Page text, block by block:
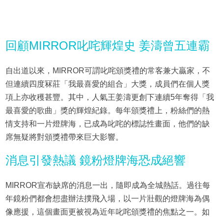
回顧MIRROR叱咤輝煌史 姜濤曾五連霸
自出道以來，MIRROR可謂叱咤頒獎禮的常客兼大贏家，不
但連續四度冧莊「我最喜愛的組合」大獎，成員們在個人獎
項上亦收穫甚豐。其中，人氣王姜濤更創下連續5年奪得「我
最喜愛的歌曲」獎的輝煌紀錄。每年頒獎禮上，粉絲們的熱
情支持和一片燈牌海，已成為叱咤的標誌性畫面，他們的缺
席無疑將對頒獎禮帶來巨大影響。
消息引發熱議 鏡粉燈牌海恐成絕響
MIRROR宣布缺席的消息一出，隨即成為全城熱話。過往每
年鏡粉們都會想盡辦法撲飛入場，以一片壯觀的燈牌海為偶
像應援，這個畫面更被視為近年叱咤頒獎禮的焦點之一。如